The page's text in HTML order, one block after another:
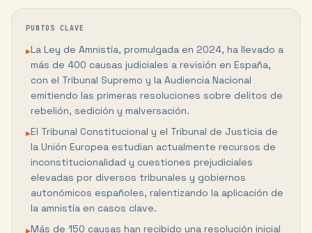
PUNTOS CLAVE
▸La Ley de Amnistía, promulgada en 2024, ha llevado a
más de 400 causas judiciales a revisión en España,
con el Tribunal Supremo y la Audiencia Nacional
emitiendo las primeras resoluciones sobre delitos de
rebelión, sedición y malversación.
▸El Tribunal Constitucional y el Tribunal de Justicia de
la Unión Europea estudian actualmente recursos de
inconstitucionalidad y cuestiones prejudiciales
elevadas por diversos tribunales y gobiernos
autonómicos españoles, ralentizando la aplicación de
la amnistía en casos clave.
▸Más de 150 causas han recibido una resolución inicial